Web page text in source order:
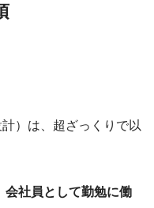
）は、超ざっくりで以
会社員として勤勉に働